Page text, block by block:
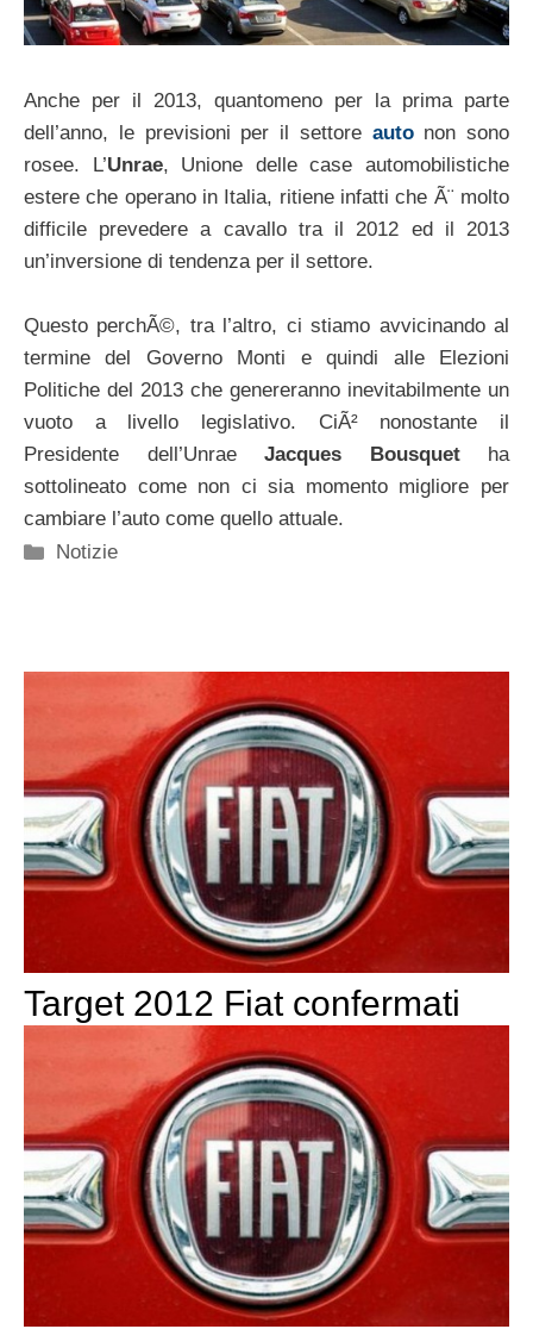
Anche per il 2013, quantomeno per la prima parte
dell’anno, le previsioni per il settore autonon sono
rosee. L’Unrae, Unione delle case automobilistiche
estere che operano in Italia, ritiene infatti che Ã¨ molto
difficile prevedere a cavallo tra il 2012 ed il 2013
un’inversione di tendenza per il settore.
Questo perchÃ©, tra l’altro, ci stiamo avvicinando al
termine del Governo Monti e quindi alle Elezioni
Politiche del 2013 che genereranno inevitabilmente un
vuoto a livello legislativo. CiÃ² nonostante il
Presidente dell’Unrae Jacques Bousquetha
sottolineato come non ci sia momento migliore per
cambiare l’auto come quello attuale.
Categorie
Notizie
Target 2012 Fiat confermati